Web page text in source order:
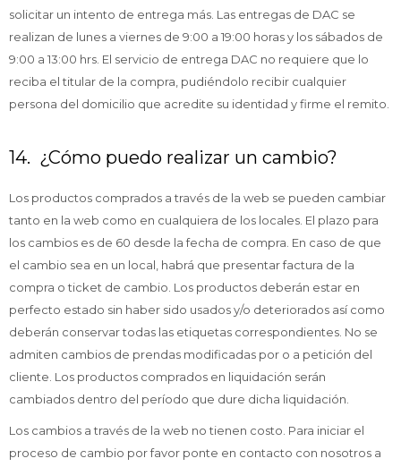
solicitar un intento de entrega más. Las entregas de DAC se
realizan de lunes a viernes de 9:00 a 19:00 horas y los sábados de
9:00 a 13:00 hrs. El servicio de entrega DAC no requiere que lo
reciba el titular de la compra, pudiéndolo recibir cualquier
persona del domicilio que acredite su identidad y firme el remito.
14. ¿Cómo puedo realizar un cambio?
Los productos comprados a través de la web se pueden cambiar
tanto en la web como en cualquiera de los locales. El plazo para
los cambios es de 60 desde la fecha de compra. En caso de que
el cambio sea en un local, habrá que presentar factura de la
compra o ticket de cambio. Los productos deberán estar en
perfecto estado sin haber sido usados y/o deteriorados así como
deberán conservar todas las etiquetas correspondientes. No se
admiten cambios de prendas modificadas por o a petición del
cliente. Los productos comprados en liquidación serán
cambiados dentro del período que dure dicha liquidación.
Los cambios a través de la web no tienen costo. Para iniciar el
proceso de cambio por favor ponte en contacto con nosotros a